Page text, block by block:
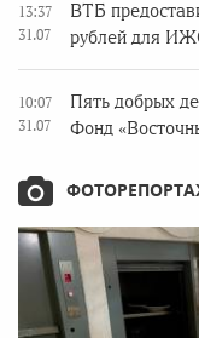
13:37
31.07
ВТБ
рублей для
10:07
31.07
Пять добрых
Фонд